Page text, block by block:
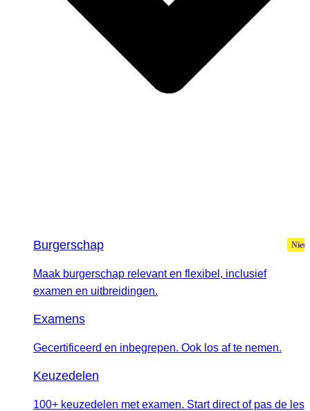
Burgerschap
Maak burgerschap relevant en flexibel, inclusief
examen en uitbreidingen.
Examens
Gecertificeerd en inbegrepen. Ook los af te nemen.
Keuzedelen
100+ keuzedelen met examen. Start direct of pas de les